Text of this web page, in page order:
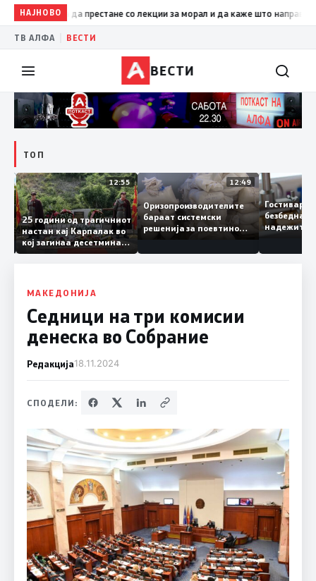
НАЈНОВО19:09Петрушевски: Левица да престане со лекции за морал
ТВ АЛФА ВЕСТИ
ВЕСТИ
ТОП
12:55
25 години од трагичниот
настан кај Карпалак во
кој загинаа десетмина
македонски бранители
12:49
Оризопроизводителите
бараат системски
решенија за поевтино
производство
МАКЕДОНИЈА
Седници на три комисии
денеска во Собрание
Редакција18.11.2024
СПОДЕЛИ: